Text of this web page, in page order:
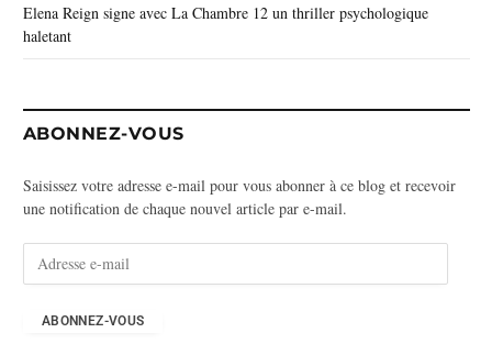
Elena Reign signe avec La Chambre 12 un thriller psychologique
haletant
ABONNEZ-VOUS
Saisissez votre adresse e-mail pour vous abonner à ce blog et recevoir
une notification de chaque nouvel article par e-mail.
ABONNEZ-VOUS